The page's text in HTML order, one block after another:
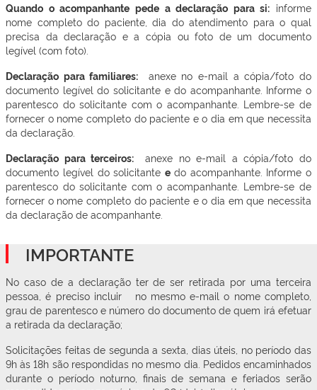
Quando o acompanhante pede a declaração para si: informe
nome completo do paciente, dia do atendimento para o qual
precisa da declaração e a cópia ou foto de um documento
legível (com foto).
Declaração para familiares:
anexe no e-mail a cópia/foto do
documento legível do solicitante e do acompanhante. Informe o
parentesco do solicitante com o acompanhante. Lembre-se de
fornecer o nome completo do paciente e o dia em que necessita
da declaração.
Declaração para terceiros:
anexe no e-mail a cópia/foto do
documento legível do solicitante e do acompanhante. Informe o
parentesco do solicitante com o acompanhante. Lembre-se de
fornecer o nome completo do paciente e o dia em que necessita
da declaração de acompanhante.
IMPORTANTE
No caso de a declaração ter de ser retirada por uma terceira
pessoa, é preciso incluir no mesmo e-mail o nome completo,
grau de parentesco e número do documento de quem irá efetuar
a retirada da declaração;
Solicitações feitas de segunda a sexta, dias úteis, no período das
9h às 18h são respondidas no mesmo dia. Pedidos encaminhados
durante o período noturno, finais de semana e feriados serão